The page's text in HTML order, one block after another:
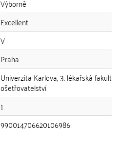
Výborně
Excellent
V
Praha
Univerzita Karlova, 3. lékařská
ošetřovatelství
1
990014706620106986